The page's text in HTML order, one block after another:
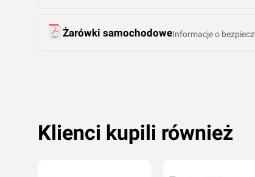
Żarówki samochodoweInformacje o
Klienci kupili również